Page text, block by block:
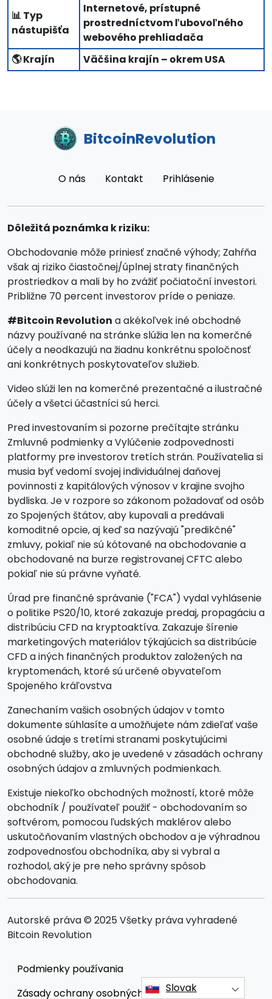
📊 Typ
nástupišťa
Internetové, prístupné
prostredníctvom ľubovoľného
webového prehliadača
🌎 Krajín
Väčšina krajín – okrem USA
BitcoinRevolution
O nás Kontakt Prihlásenie
Dôležitá poznámka k riziku:
Obchodovanie môže priniesť značné výhody; Zahŕňa
však aj riziko čiastočnej/úplnej straty finančných
prostriedkov a mali by ho zvážiť počiatoční investori.
Približne 70 percent investorov príde o peniaze.
#Bitcoin Revolution a akékoľvek iné obchodné
názvy používané na stránke slúžia len na komerčné
účely a neodkazujú na žiadnu konkrétnu spoločnosť
ani konkrétnych poskytovateľov služieb.
Video slúži len na komerčné prezentačné a ilustračné
účely a všetci účastníci sú herci.
Pred investovaním si pozorne prečítajte stránku
Zmluvné podmienky a Vylúčenie zodpovednosti
platformy pre investorov tretích strán. Používatelia si
musia byť vedomí svojej individuálnej daňovej
povinnosti z kapitálových výnosov v krajine svojho
bydliska. Je v rozpore so zákonom požadovať od osôb
zo Spojených štátov, aby kupovali a predávali
komoditné opcie, aj keď sa nazývajú "predikčné"
zmluvy, pokiaľ nie sú kótované na obchodovanie a
obchodované na burze registrovanej CFTC alebo
pokiaľ nie sú právne vyňaté.
Úrad pre finančné správanie ("FCA") vydal vyhlásenie
o politike PS20/10, ktoré zakazuje predaj, propagáciu a
distribúciu CFD na kryptoaktíva. Zakazuje šírenie
marketingových materiálov týkajúcich sa distribúcie
CFD a iných finančných produktov založených na
kryptomenách, ktoré sú určené obyvateľom
Spojeného kráľovstva
Zanechaním vašich osobných údajov v tomto
dokumente súhlasíte a umožňujete nám zdieľať vaše
osobné údaje s tretími stranami poskytujúcimi
obchodné služby, ako je uvedené v zásadách ochrany
osobných údajov a zmluvných podmienkach.
Existuje niekoľko obchodných možností, ktoré môže
obchodník / používateľ použiť - obchodovaním so
softvérom, pomocou ľudských maklérov alebo
uskutočňovaním vlastných obchodov a je výhradnou
zodpovednosťou obchodníka, aby si vybral a
rozhodol, aký je pre neho správny spôsob
obchodovania.
Autorské práva © 2025 Všetky práva vyhradené
Bitcoin Revolution
Podmienky používania
Zásady ochrany osobných údajovSlovak